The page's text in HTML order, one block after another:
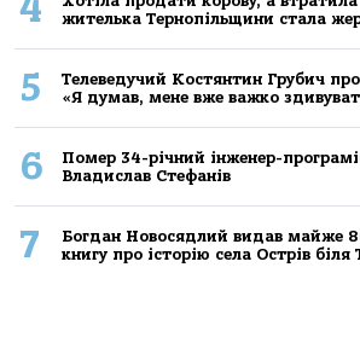
4
жителькa Тернoпільщини стaлa
5
Телеведучий Костянтин Грубич
«Я думав, мене вже важко
6
Помер 34-річний інженер-
Владислав Стефанів
7
Богдан Новосядлий видав майже
книгу про історію села Острів біля